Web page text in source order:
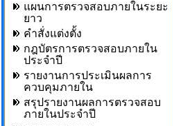
แผนการตรวจสอบภายในระยะ
ยาว
คำสั่งแต่งตั้ง
กฎบัตรการตรวจสอบภายใน
ประจำปี
รายงานการประเมินผลการ
ควบคุมภายใน
สรุปรายงานผลการตรวจสอบ
ภายในประจำปี